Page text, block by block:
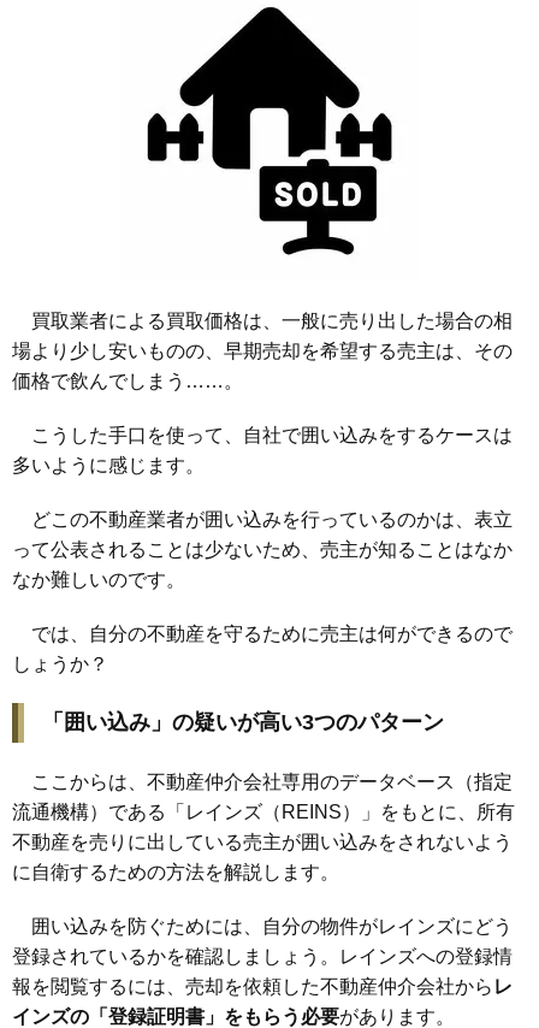
買取業者による買取価格は、一般に売り出した場合の相
場より少し安いものの、早期売却を希望する売主は、その
価格で飲んでしまう……。
こうした手口を使って、自社で囲い込みをするケースは
多いように感じます。
どこの不動産業者が囲い込みを行っているのかは、表立
って公表されることは少ないため、売主が知ることはなか
なか難しいのです。
では、自分の不動産を守るために売主は何ができるので
しょうか？
「囲い込み」の疑いが高い3つのパターン
ここからは、 不動産仲介会社専用のデータベース（指定
流通機構）である「レインズ（REINS）」
をもとに、所有
不動産を売りに出している売主が囲い込みをされないよう
に自衛するための方法を解説します。
囲い込みを防ぐためには、自分の物件がレインズにどう
登録されているかを確認しましょう。
レインズへの登録情
報を閲覧するには、売却を依頼した不動産仲介会社から レ
インズの「登録証明書」をもらう必要があります。